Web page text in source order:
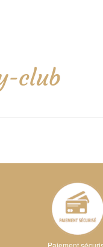
club
Paiement